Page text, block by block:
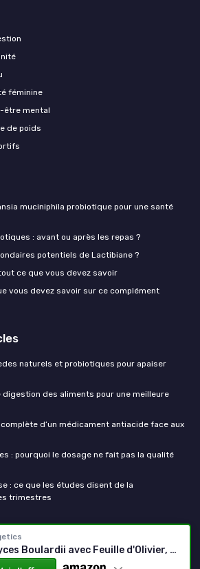
Saccharomyces Boulardii avec Feuille d'Olivier, Biotine et Vitamine D3 - 90 Capsules
féminine
être mental
de poids
muciniphila probiotique pour une santé
: avant ou après les repas ?
potentiels de Lactibiane ?
ce que vous devez savoir
vous devez savoir sur ce complément
naturels et probiotiques pour apaiser
des aliments pour une meilleure
d’un médicament antiacide face aux
: pourquoi le dosage ne fait pas la qualité
: ce que les études disent de la
trimestres